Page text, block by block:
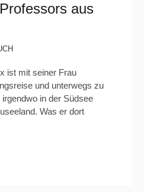
aus
ist mit seiner Frau
und unterwegs zu
in der Südsee
Was er dort